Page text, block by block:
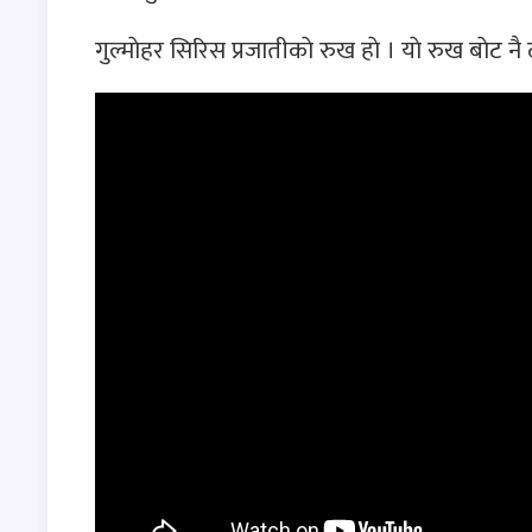
गुल्माेहर सिरिस प्रजातीकाे रुख हाे । याे रुख बाेट